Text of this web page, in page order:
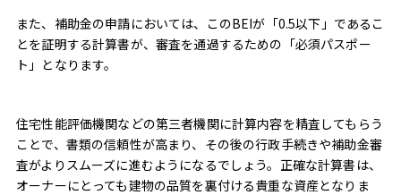
また、補助金の申請においては、このBEIが「0.5以下」であるこ
とを証明する計算書が、審査を通過するための「必須パスポー
ト」となります。
住宅性能評価機関などの第三者機関に計算内容を精査してもらう
ことで、書類の信頼性が高まり、その後の行政手続きや補助金審
査がよりスムーズに進むようになるでしょう。正確な計算書は、
オーナーにとっても建物の品質を裏付ける貴重な資産となりま